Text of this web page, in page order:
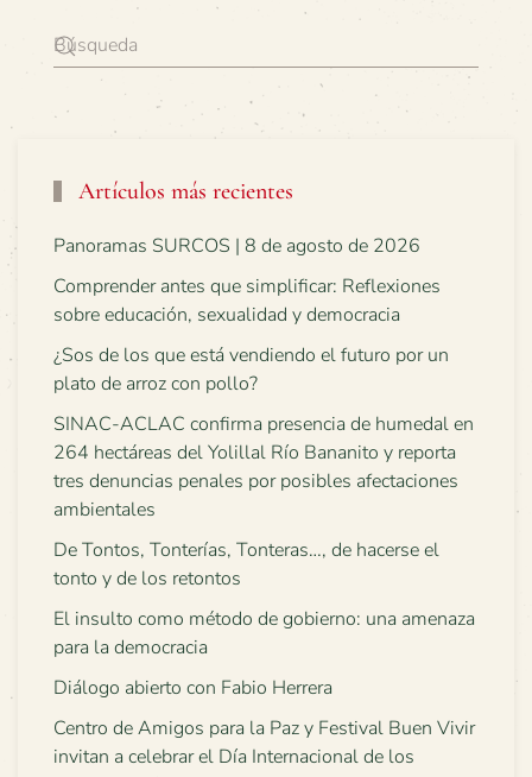
Artículos más recientes
Panoramas SURCOS | 8 de agosto de 2026
Comprender antes que simplificar: Reflexiones
sobre educación, sexualidad y democracia
¿Sos de los que está vendiendo el futuro por un
plato de arroz con pollo?
SINAC-ACLAC confirma presencia de humedal en
264 hectáreas del Yolillal Río Bananito y reporta
tres denuncias penales por posibles afectaciones
ambientales
De Tontos, Tonterías, Tonteras…, de hacerse el
tonto y de los retontos
El insulto como método de gobierno: una amenaza
para la democracia
Diálogo abierto con Fabio Herrera
Centro de Amigos para la Paz y Festival Buen Vivir
invitan a celebrar el Día Internacional de los